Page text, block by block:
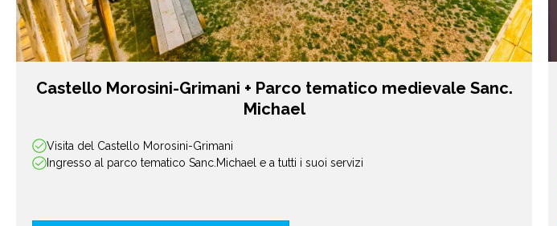
Castello Morosini-Grimani + Parco tematico medievale Sanc.
Michael
Visita del Castello Morosini-Grimani
Ingresso al parco tematico Sanc.Michael e a tutti i suoi servizi